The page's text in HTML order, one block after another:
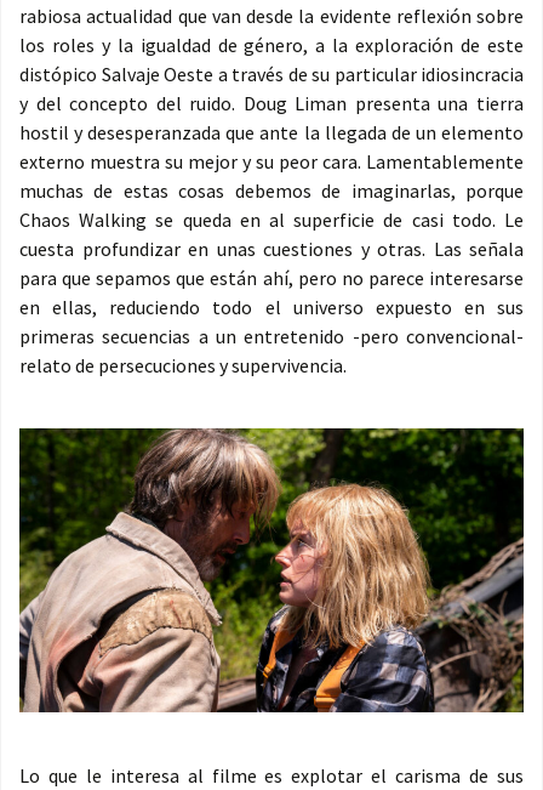
rabiosa actualidad que van desde la evidente reflexión sobre
los roles y la igualdad de género, a la exploración de este
distópico Salvaje Oeste a través de su particular idiosincracia
y del concepto del ruido. Doug Liman presenta una tierra
hostil y desesperanzada que ante la llegada de un elemento
externo muestra su mejor y su peor cara. Lamentablemente
muchas de estas cosas debemos de imaginarlas, porque
Chaos Walking se queda en al superficie de casi todo. Le
cuesta profundizar en unas cuestiones y otras. Las señala
para que sepamos que están ahí, pero no parece interesarse
en ellas, reduciendo todo el universo expuesto en sus
primeras secuencias a un entretenido -pero convencional-
relato de persecuciones y supervivencia.
Lo que le interesa al filme es explotar el carisma de sus